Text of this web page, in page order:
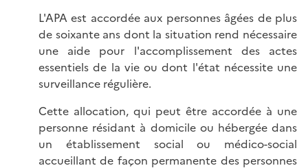
L'APA est accordée aux personnes âgées de plus
de soixante ans dont la situation rend nécessaire
une aide pour l'accomplissement des actes
essentiels de la vie ou dont l'état nécessite une
surveillance régulière.
Cette allocation, qui peut être accordée à une
personne résidant à domicile ou hébergée dans
un établissement social ou médico-social
accueillant de façon permanente des personnes